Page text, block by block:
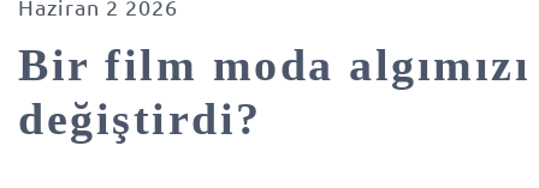
Haziran 2 2026
Bir film moda algımızı
değiştirdi?